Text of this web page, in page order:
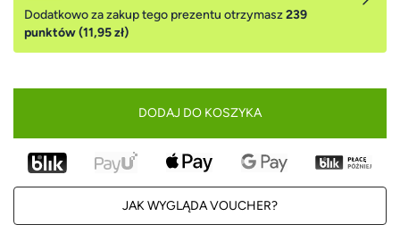
Dodatkowo za zakup tego prezentu otrzymasz239
punktów (11,95 zł)
DODAJ DO KOSZYKA
JAK WYGLĄDA VOUCHER?